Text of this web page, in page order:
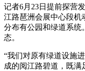
记者6月23日提前探营
江路琶洲会展中心段机
分布有公园和绿道系统
态。
“我们对原有绿道设施
成的阅江路碧道，既满